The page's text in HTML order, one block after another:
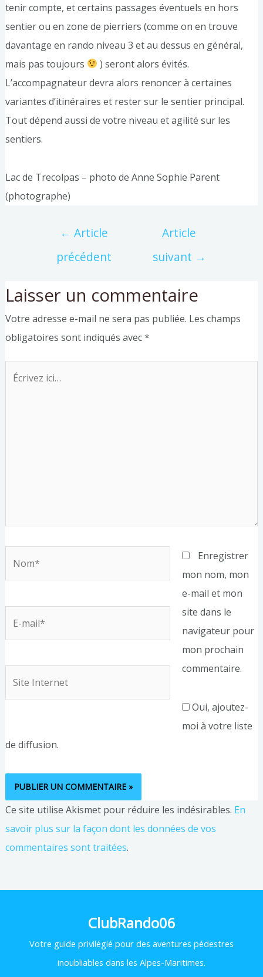
tenir compte, et certains passages éventuels en hors
sentier ou en zone de pierriers (comme on en trouve
davantage en rando niveau 3 et au dessus en général,
mais pas toujours
) seront alors évités.
L’accompagnateur devra alors renoncer à certaines
variantes d’itinéraires et rester sur le sentier principal.
Tout dépend aussi de votre niveau et agilité sur les
sentiers.
Lac de Trecolpas – photo de Anne Sophie Parent
(photographe)
← Article
précédent
Article
suivant →
Laisser un commentaire
Votre adresse e-mail ne sera pas publiée. Les champs
obligatoires sont indiqués avec*
Écrivez
Enregistrer
mon nom, mon
e-mail et mon
site dans le
navigateur pour
mon prochain
commentaire.
Oui, ajoutez-
moi à votre liste
de diffusion.
Ce site utilise Akismet pour réduire les indésirables. En
savoir plus sur la façon dont les données de vos
commentaires sont traitées.
ClubRando06
Votre guide privilégié pour des aventures pédestres
inoubliables dans les Alpes-Maritimes.